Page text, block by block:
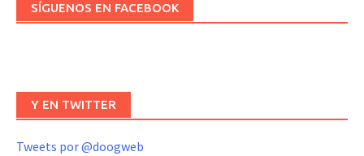
SÍGUENOS EN FACEBOOK
Y EN TWITTER
Tweets por @doogweb